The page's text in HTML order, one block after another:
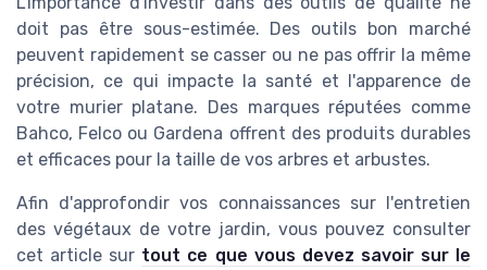
doit pas être sous-estimée. Des outils bon marché
peuvent rapidement se casser ou ne pas offrir la même
précision, ce qui impacte la santé et l'apparence de
votre murier platane. Des marques réputées comme
Bahco, Felco ou Gardena offrent des produits durables
et efficaces pour la taille de vos arbres et arbustes.
Afin d'approfondir vos connaissances sur l'entretien
des végétaux de votre jardin, vous pouvez consulter
cet article sur tout ce que vous devez savoir sur le